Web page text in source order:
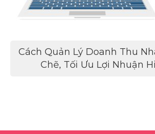
Điều
hướng
Cách Quản Lý Doanh Thu
Chẽ, Tối Ưu Lợi Nhuận